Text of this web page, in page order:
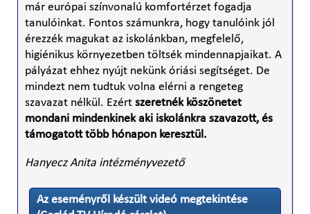
már európai színvonalú komfortérzet fogadja
tanulóinkat. Fontos számunkra, hogy tanulóink jól
érezzék magukat az iskolánkban, megfelelő,
higiénikus környezetben töltsék mindennapjaikat. A
pályázat ehhez nyújt nekünk óriási segítséget. De
mindezt nem tudtuk volna elérni a rengeteg
szavazat nélkül. Ezért szeretnék köszönetet
mondani mindenkinek aki iskolánkra szavazott, és
támogatott több hónapon keresztül.
Hanyecz Anita intézményvezető
Az eseményről készült videó megtekintése